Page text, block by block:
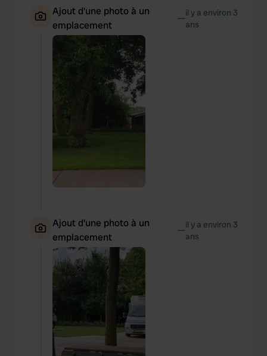
Ajout d'une photo à un
emplacement
—il y a environ 3
ans
Ajout d'une photo à un
emplacement
—il y a environ 3
ans